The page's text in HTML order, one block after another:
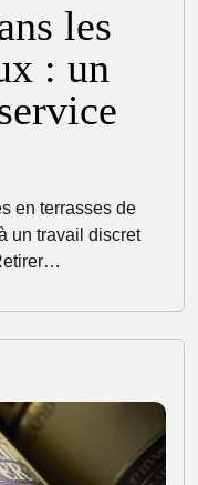
les
: un
en terrasses de
un travail discret